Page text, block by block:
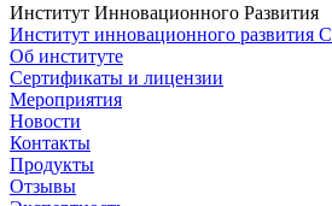
Институт Инновационного Развития
Институт инновационного развития
Об институте
Сертификаты и лицензии
Мероприятия
Новости
Контакты
Продукты
Отзывы